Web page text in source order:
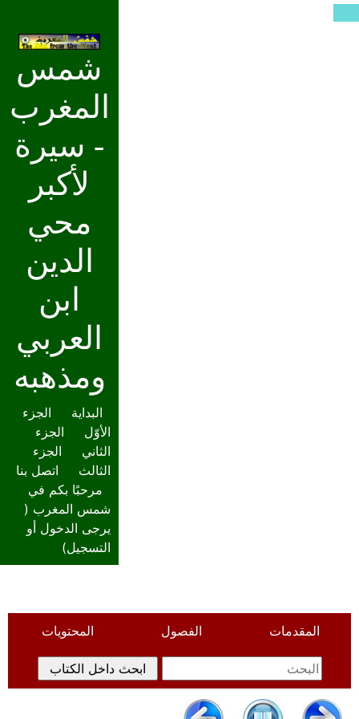
شمس
المغرب
- سيرة
لأكبر
محي
الدين
ابن
العربي
ومذهبه
البداية
الجزء
الأوّل
الجزء
الثاني
الجزء
الثالث
اتصل بنا
مرحبًا بكم في
شمس المغرب (
يرجى الدخول أو
التسجيل)
المقدمات الفصول المحتويات